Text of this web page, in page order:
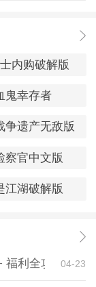
内购破解版
鬼幸存者
争遗产无敌版
察官中文版
江湖破解版
福利全攻略，一
04-23